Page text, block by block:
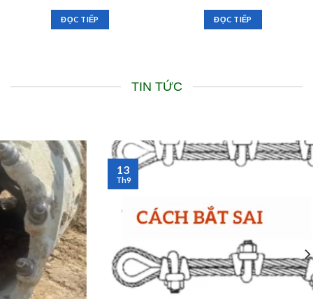
ĐỌC TIẾP ĐỌC TIẾP
TIN TỨC
13
Th9